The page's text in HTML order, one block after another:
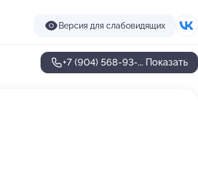
Версия для слабовидящих
+7 (904) 568-93-... Показать